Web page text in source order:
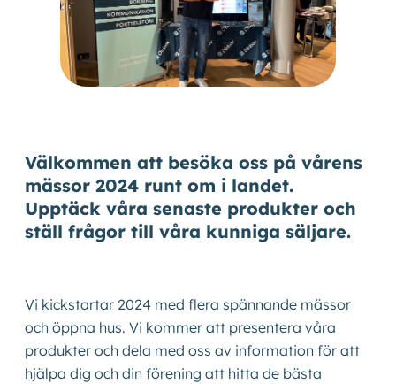
Om oss
Kontakta oss
Shop
Välkommen att besöka oss på vårens
mässor 2024 runt om i landet.
Upptäck våra senaste produkter och
ställ frågor till våra kunniga säljare.
Vi kickstartar 2024 med flera spännande mässor
och öppna hus. Vi kommer att presentera våra
produkter och dela med oss av information för att
hjälpa dig och din förening att hitta de bästa